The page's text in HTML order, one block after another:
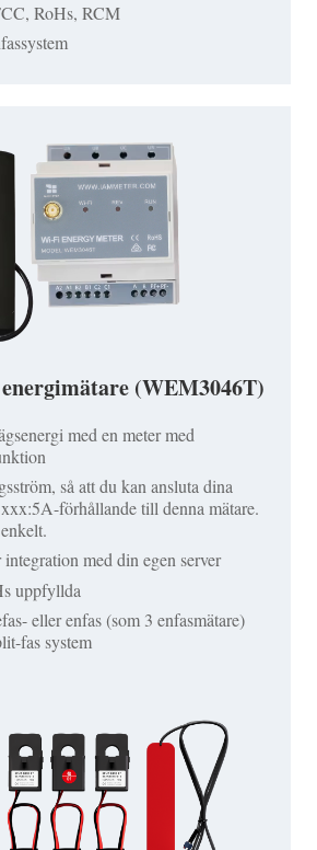
RoHs, RCM
(WEM3046T)
med en meter med
så att du kan ansluta dina
förhållande till denna mätare.
med din egen server
uppfyllda
eller enfas (som 3 enfasmätare)
fas system